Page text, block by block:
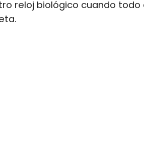
reloj biológico cuando todo